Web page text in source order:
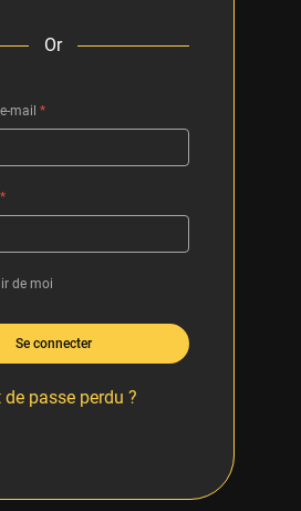
Or
mail *
*
de moi
Se connecter
de passe perdu ?